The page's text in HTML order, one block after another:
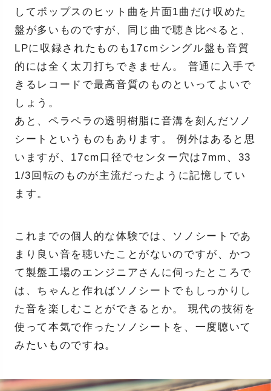
してポップスのヒット曲を片面1曲だけ収めた
盤が多いものですが、同じ曲で聴き比べると、
LPに収録されたものも17cmシングル盤も音質
的には全く太刀打ちできません。 普通に入手で
きるレコードで最高音質のものといってよいで
しょう。
あと、ペラペラの透明樹脂に音溝を刻んだソノ
シートというものもあります。 例外はあると思
いますが、17cm口径でセンター穴は7mm、33
1/3回転のものが主流だったように記憶してい
ます。
これまでの個人的な体験では、ソノシートであ
まり良い音を聴いたことがないのですが、かつ
て製盤工場のエンジニアさんに伺ったところで
は、ちゃんと作ればソノシートでもしっかりし
た音を楽しむことができるとか。 現代の技術を
使って本気で作ったソノシートを、一度聴いて
みたいものですね。